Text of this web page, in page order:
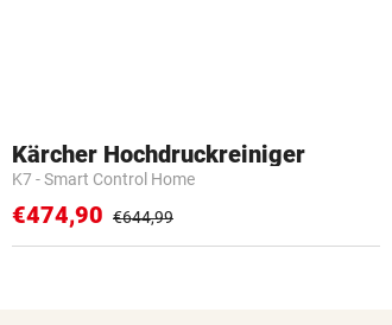
Kärcher Hochdruckreiniger
K7 - Smart Control Home
€474,90 €644,99